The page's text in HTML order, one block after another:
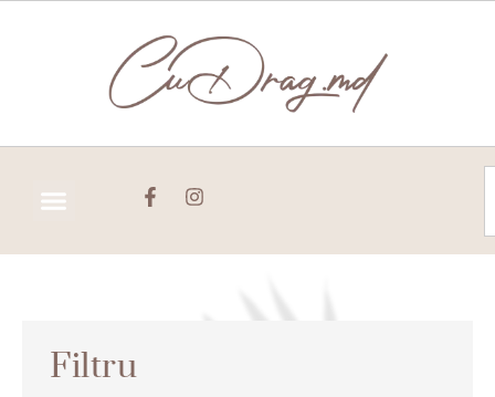
Filtru